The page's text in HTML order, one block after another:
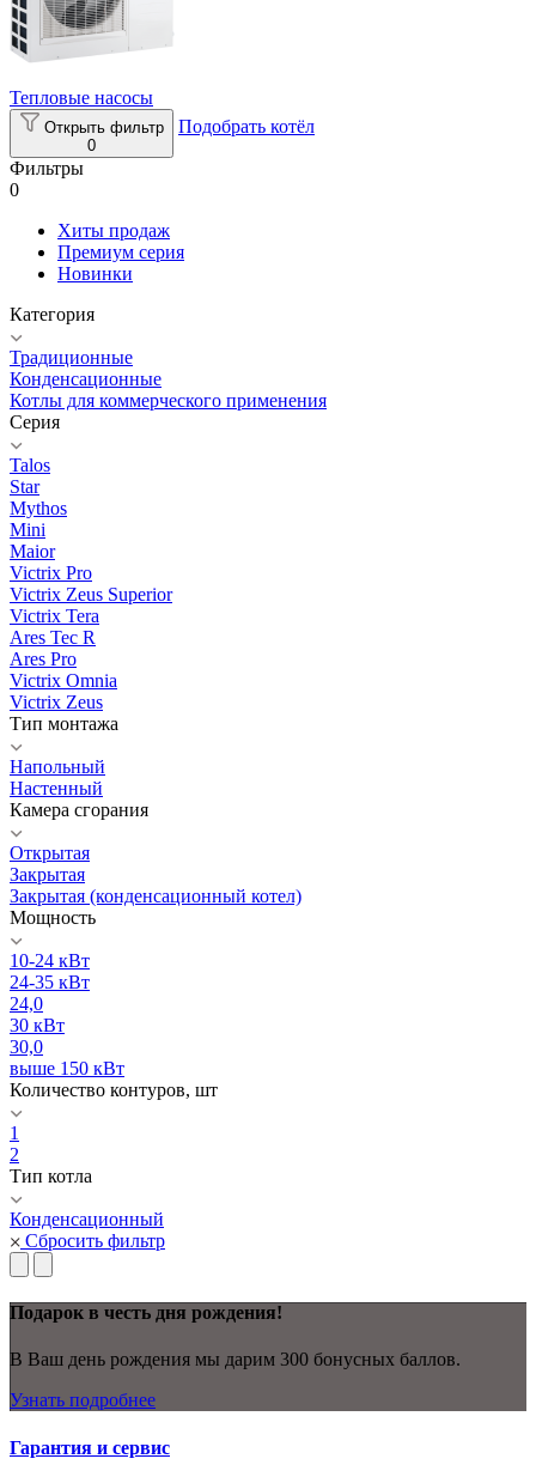
Тепловые насосы
Открыть фильтр
0
Подобрать котёл
Фильтры
0
Хиты продаж
Премиум серия
Новинки
Категория
Традиционные
Конденсационные
Котлы для коммерческого применения
Серия
Talos
Star
Mythos
Mini
Maior
Victrix Pro
Victrix Zeus Superior
Victrix Tera
Ares Tec R
Ares Pro
Victrix Omnia
Victrix Zeus
Тип монтажа
Напольный
Настенный
Камера сгорания
Открытая
Закрытая
Закрытая (конденсационный котел)
Мощность
10-24 кВт
24-35 кВт
24,0
30 кВт
30,0
выше 150 кВт
Количество контуров, шт
1
2
Тип котла
Конденсационный
Сбросить фильтр
Подарок в честь дня рождения!
В Ваш день рождения мы дарим 300 бонусных баллов.
Узнать подробнее
Гарантия и сервис